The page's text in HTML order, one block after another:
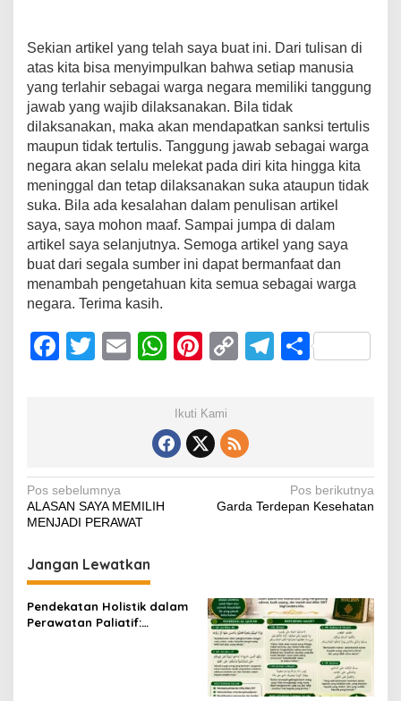
Sekian artikel yang telah saya buat ini. Dari tulisan di
atas kita bisa menyimpulkan bahwa setiap manusia
yang terlahir sebagai warga negara memiliki tanggung
jawab yang wajib dilaksanakan. Bila tidak
dilaksanakan, maka akan mendapatkan sanksi tertulis
maupun tidak tertulis. Tanggung jawab sebagai warga
negara akan selalu melekat pada diri kita hingga kita
meninggal dan tetap dilaksanakan suka ataupun tidak
suka. Bila ada kesalahan dalam penulisan artikel
saya, saya mohon maaf. Sampai jumpa di dalam
artikel saya selanjutnya. Semoga artikel yang saya
buat dari segala sumber ini dapat bermanfaat dan
menambah pengetahuan kita semua sebagai warga
negara. Terima kasih.
F
o
o
T
E
W
at
s
A
Pi
er
e
st
C
y
Li
k
T
m
S
Ikuti Kami
Navigasi
pos
Pos sebelumnya
ALASAN SAYA MEMILIH
MENJADI PERAWAT
Pos berikutnya
Garda Terdepan Kesehatan
Jangan Lewatkan
Pendekatan Holistik dalam
Perawatan Paliatif: